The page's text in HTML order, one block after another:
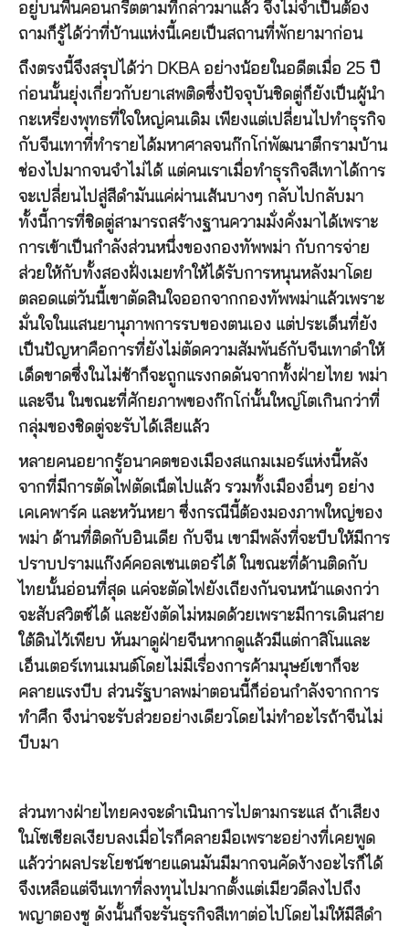
อยู่บนพื้นคอนกรีตตามที่กล่าวมาแล้ว จึงไม่จำเป็นต้อง
ถามก็รู้ได้ว่าที่บ้านแห่งนี้เคยเป็นสถานที่พักยามาก่อน
ถึงตรงนี้จึงสรุปได้ว่า DKBA อย่างน้อยในอดีตเมื่อ 25 ปี
ก่อนนั้นยุ่งเกี่ยวกับยาเสพติดซึ่งปัจจุบันชิดตู่ก็ยังเป็นผู้นำ
กะเหรี่ยงพุทธที่ใจใหญ่คนเดิม เพียงแต่เปลี่ยนไปทำธุรกิจ
กับจีนเทาที่ทำรายได้มหาศาลจนก๊กโก่พัฒนาตึกรามบ้าน
ช่องไปมากจนจำไม่ได้ แต่คนเราเมื่อทำธุรกิจสีเทาได้การ
จะเปลี่ยนไปสู่สีดำมันแค่ผ่านเส้นบางๆ กลับไปกลับมา
ทั้งนี้การที่ชิดตู่สามารถสร้างฐานความมั่งคั่งมาได้เพราะ
การเข้าเป็นกำลังส่วนหนึ่งของกองทัพพม่า กับการจ่าย
ส่วยให้กับทั้งสองฝั่งเมยทำให้ได้รับการหนุนหลังมาโดย
ตลอดแต่วันนี้เขาตัดสินใจออกจากกองทัพพม่าแล้วเพราะ
มั่นใจในแสนยานุภาพการรบของตนเอง แต่ประเด็นที่ยัง
เป็นปัญหาคือการที่ยังไม่ตัดความสัมพันธ์กับจีนเทาดำให้
เด็ดขาดซึ่งในไม่ช้าก็จะถูกแรงกดดันจากทั้งฝ่ายไทย พม่า
และจีน ในขณะที่ศักยภาพของก๊กโก่นั้นใหญ่โตเกินกว่าที่
กลุ่มของชิดตู่จะรับได้เสียแล้ว
หลายคนอยากรู้อนาคตของเมืองสแกมเมอร์แห่งนี้หลัง
จากที่มีการตัดไฟตัดเน็ตไปแล้ว รวมทั้งเมืองอื่นๆ อย่าง
เคเคพาร์ค และหวันหยา ซึ่งกรณีนี้ต้องมองภาพใหญ่ของ
พม่า ด้านที่ติดกับอินเดีย กับจีน เขามีพลังที่จะบีบให้มีการ
ปราบปรามแก๊งค์คอลเซนเตอร์ได้ ในขณะที่ด้านติดกับ
ไทยนั้นอ่อนที่สุด แค่จะตัดไฟยังเถียงกันจนหน้าแดงกว่า
จะสับสวิตช์ได้ และยังตัดไม่หมดด้วยเพราะมีการเดินสาย
ใต้ดินไว้เพียบ หันมาดูฝ่ายจีนหากดูแล้วมีแต่กาสิโนและ
เอ็นเตอร์เทนเมนต์โดยไม่มีเรื่องการค้ามนุษย์เขาก็จะ
คลายแรงบีบ ส่วนรัฐบาลพม่าตอนนี้ก็อ่อนกำลังจากการ
ทำศึก จึงน่าจะรับส่วยอย่างเดียวโดยไม่ทำอะไรถ้าจีนไม่
บีบมา
ส่วนทางฝ่ายไทยคงจะดำเนินการไปตามกระแส ถ้าเสียง
ในโซเชียลเงียบลงเมื่อไรก็คลายมือเพราะอย่างที่เคยพูด
แล้วว่าผลประโยชน์ชายแดนมันมีมากจนคัดง้างอะไรก็ได้
จึงเหลือแต่จีนเทาที่ลงทุนไปมากตั้งแต่เมียวดีลงไปถึง
พญาตองซู ดังนั้นก็จะรันธุรกิจสีเทาต่อไปโดยไม่ให้มีสีดำ